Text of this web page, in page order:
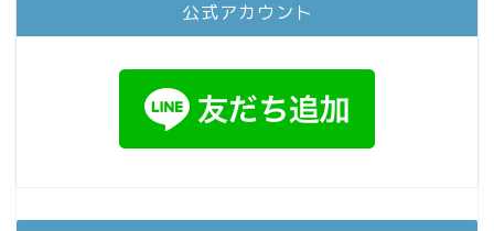
公式アカウント